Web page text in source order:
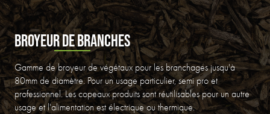
BROYEUR DE BRANCHES
Gamme de broyeur de végétaux pour les branchages jusqu'à
80mm de diamètre. Pour un usage particulier, semi pro et
professionnel. Les copeaux produits sont réutilisables pour un autre
usage et l'alimentation est électrique ou thermique.